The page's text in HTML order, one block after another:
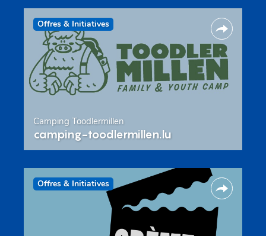
Offres & Initiatives
Camping Toodlermillen
camping-toodlermillen.lu
Offres & Initiatives